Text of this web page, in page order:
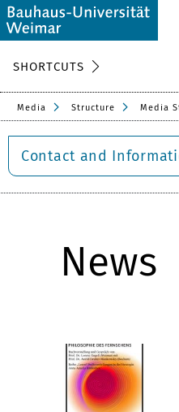
SHORTCUTS
Media Structure Media
Contact and
News